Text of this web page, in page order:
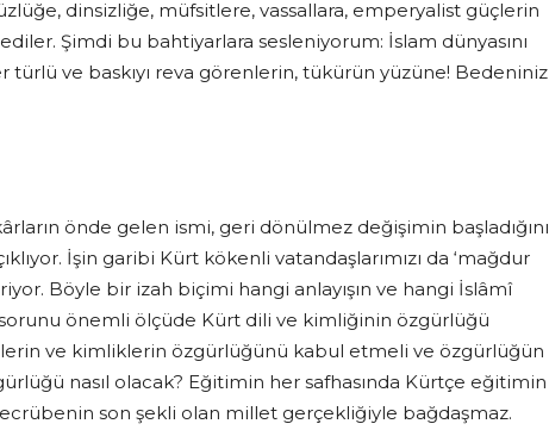
dinsizliğe, müfsitlere, vassallara, emperyalist güçlerin
Şimdi bu bahtiyarlara sesleniyorum: İslam dünyasını
türlü ve baskıyı reva görenlerin, tükürün yüzüne! Bedeniniz
önde gelen ismi, geri dönülmez değişimin başladığını
İşin garibi Kürt kökenli vatandaşlarımızı da ‘mağdur
Böyle bir izah biçimi hangi anlayışın ve hangi İslâmî
sorunu önemli ölçüde Kürt dili ve kimliğinin özgürlüğü
ve kimliklerin özgürlüğünü kabul etmeli ve özgürlüğün
nasıl olacak? Eğitimin her safhasında Kürtçe eğitimin
son şekli olan millet gerçekliğiyle bağdaşmaz.